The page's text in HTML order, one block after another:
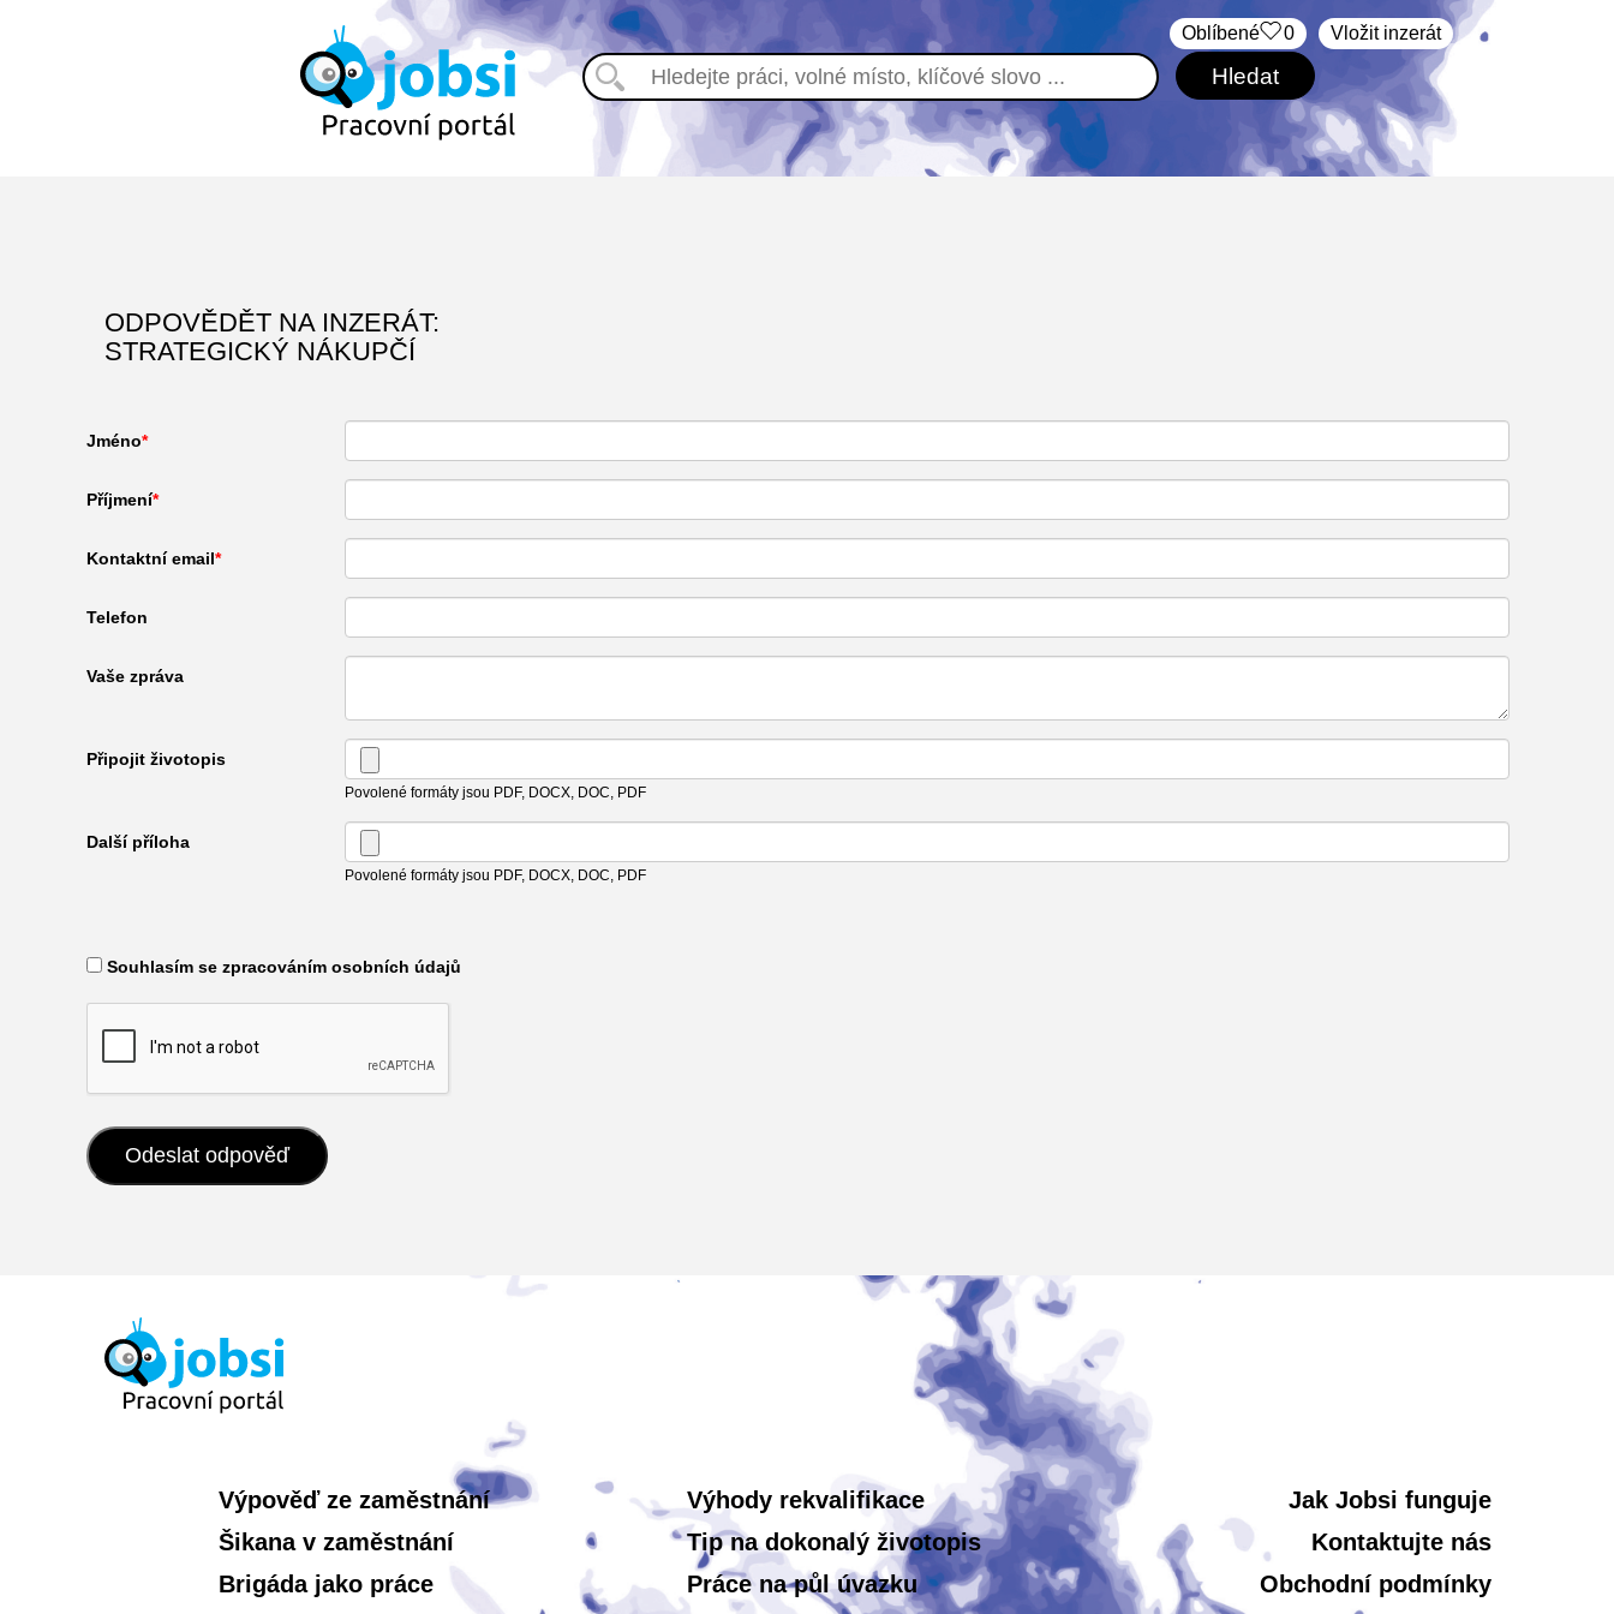
Vložit inzerát
Oblíbené 0
ODPOVĚDĚT NA INZERÁT:
STRATEGICKÝ NÁKUPČÍ
Jméno
Příjmení
Kontaktní email
Telefon
Vaše zpráva
Připojit životopis
Povolené formáty jsou PDF, DOCX, DOC, PDF
Další příloha
Povolené formáty jsou PDF, DOCX, DOC, PDF
​ Souhlasím se zpracováním osobních údajů
Výpověď ze zaměstnání
Šikana v zaměstnání
Brigáda jako práce
Výhody rekvalifikace
Tip na dokonalý životopis
Práce na půl úvazku
Jak Jobsi funguje
Kontaktujte nás
Obchodní podmínky